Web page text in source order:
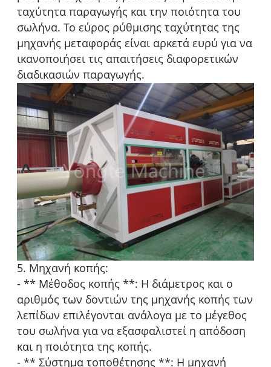
ταχύτητα παραγωγής και την ποιότητα του
σωλήνα. Το εύρος ρύθμισης ταχύτητας της
μηχανής μεταφοράς είναι αρκετά ευρύ για να
ικανοποιήσει τις απαιτήσεις διαφορετικών
διαδικασιών παραγωγής.
5. Μηχανή κοπής:
- ** Μέθοδος κοπής **: Η διάμετρος και ο
αριθμός των δοντιών της μηχανής κοπής των
λεπίδων επιλέγονται ανάλογα με το μέγεθος
του σωλήνα για να εξασφαλιστεί η απόδοση
και η ποιότητα της κοπής.
- ** Σύστημα τοποθέτησης **: Η μηχανή